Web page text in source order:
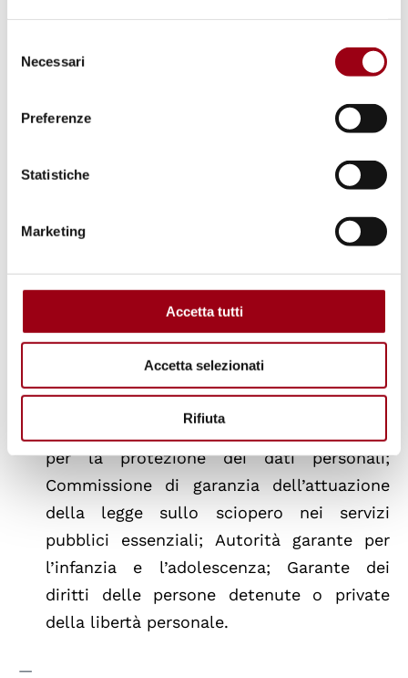
delNecessari
Preferenze
Statistiche
Marketing
Accetta tutti
Accetta selezionati
Rifiuta
umani del Senato della Repubblica; il
Comitato permanente sui diritti umani
istituito presso la Commissione affari
esteri (III) della Camera dei Deputati; la
Commissione parlamentare per l’infanzia e
Organismi di natura governativa: i
si occupano in maniera specifica di diritti
Consiglio dei Ministri, il Ministero degli
affari esteri e della cooperazione, il
Ministero del lavoro e delle politiche
Autorità indipendenti: Autorità per le
garanzie nelle telecomunicazioni; Garante
per la protezione dei dati personali;
Commissione di garanzia dell’attuazione
della legge sullo sciopero nei servizi
pubblici essenziali; Autorità garante per
l’infanzia e l’adolescenza; Garante dei
diritti delle persone detenute o private
della libertà personale.